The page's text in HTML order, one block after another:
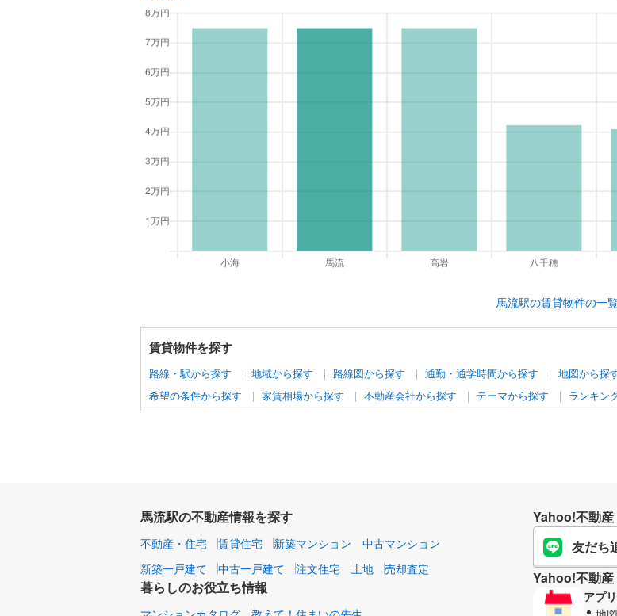
馬流駅の賃貸物件の一
賃貸物件を探す
路線・駅から探す 地域から探す 路線図から探す 通勤・通学時間から探す
地図から探
希望の条件から探す
家賃相場から探す 不動産会社から探す テーマから探す ランキン
馬流駅の不動産情報を探す
不動産・住宅 賃貸住宅 新築マンション
中古マンション
新築一戸建て
中古一戸建て 注文住宅 土地 売却査定
暮らしのお役立ち情報
Yahoo!不動産
友だち
Yahoo!不動産
アプ